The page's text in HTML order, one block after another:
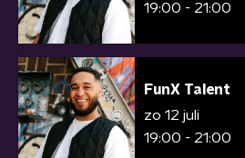
19:00 - 21:00
FunX Talent
zo 12 juli
19:00 - 21:00